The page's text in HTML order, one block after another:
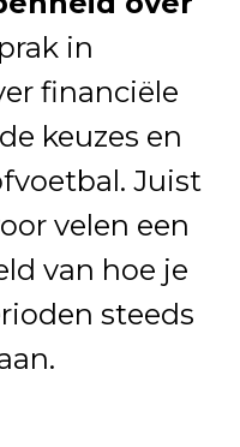
in
financiële
keuzes en
Juist
velen een
van hoe je
steeds